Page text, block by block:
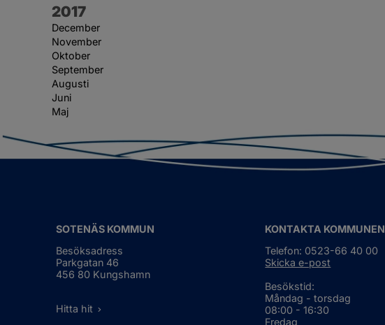
År:
2017
December
November
Oktober
September
Augusti
Juni
Maj
SOTENÄS KOMMUN
Besöksadress
Parkgatan 46
456 80 Kungshamn
Hitta hit
KONTAKTA KOMMUNEN
Telefon: 0523-66 40 00
Skicka e-post
Besökstid:
Måndag - torsdag
08:00 - 16:30
Fredag